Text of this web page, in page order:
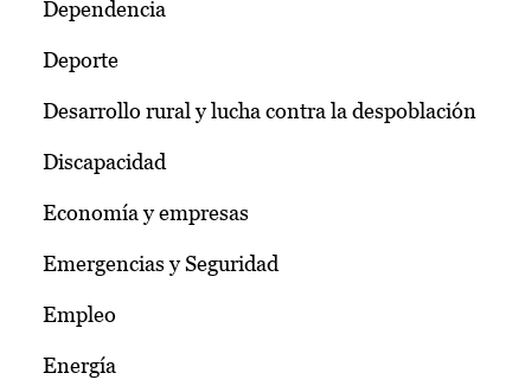
Dependencia
Deporte
Desarrollo rural y lucha contra la despoblación
Discapacidad
Economía y empresas
Emergencias y Seguridad
Empleo
Energía